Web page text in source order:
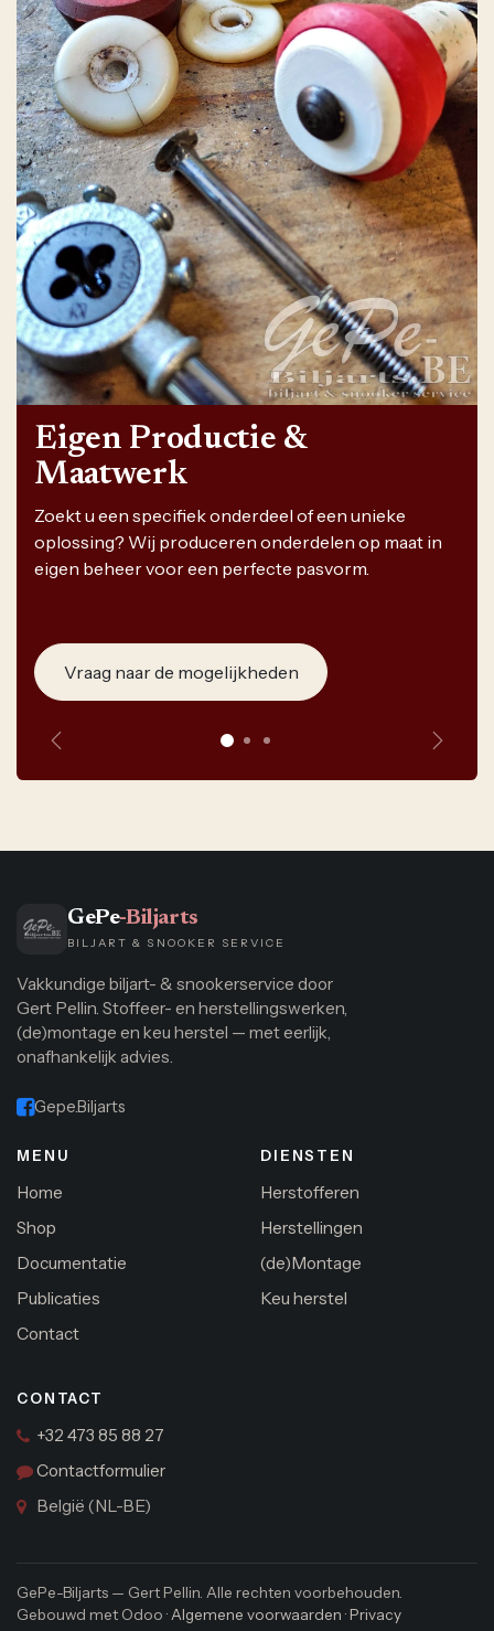
Eigen Productie &
Maatwerk
Zoekt u een specifiek onderdeel of een unieke
oplossing? Wij produceren onderdelen op maat in
eigen beheer voor een perfecte pasvorm.
Vraag naar de mogelijkheden
Vorige
GePe-Biljarts
BILJART & SNOOKER SERVICE
Vakkundige biljart- & snookerservice door
Gert Pellin. Stoffeer- en herstellingswerken,
(de)montage en keu herstel — met eerlijk,
onafhankelijk advies.
Gepe.Biljarts
MENU
Home
Shop
Documentatie
Publicaties
Contact
DIENSTEN
Herstofferen
Herstellingen
(de)Montage
Keu herstel
CONTACT
+32 473 85 88 27
Contactformulier
België (NL-BE)
GePe-Biljarts — Gert Pellin. Alle rechten voorbehouden.
Gebouwd met Odoo · Algemene voorwaarden ·Privacy